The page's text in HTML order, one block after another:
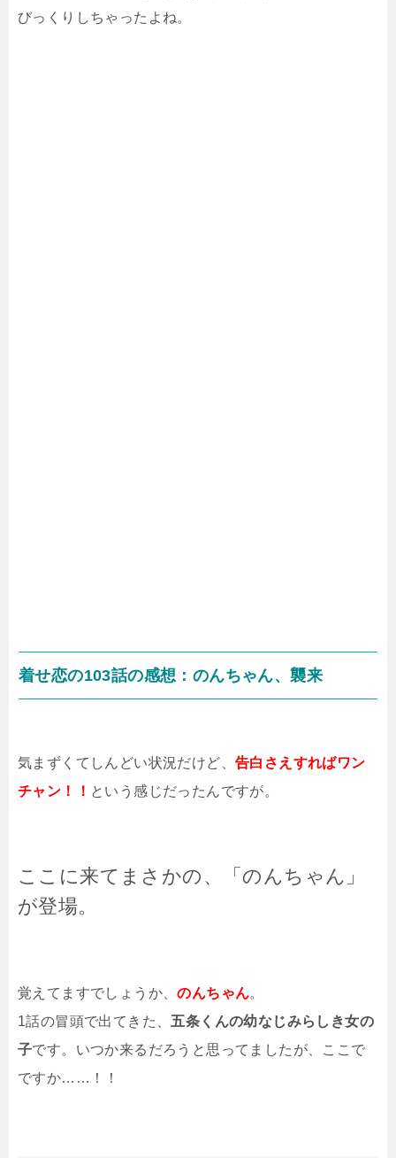
びっくりしちゃったよね。
着せ恋の103話の感想：のんちゃん、襲来
気まずくてしんどい状況だけど、 告白さえすればワン
チャン！！ という感じだったんですが。
ここに来てまさかの、「のんちゃん」
が登場。
覚えてますでしょうか、のんちゃん。
1話の冒頭で出てきた、 五条くんの幼なじみらしき女の
子です。いつか来るだろうと思ってましたが、ここで
ですか……！！